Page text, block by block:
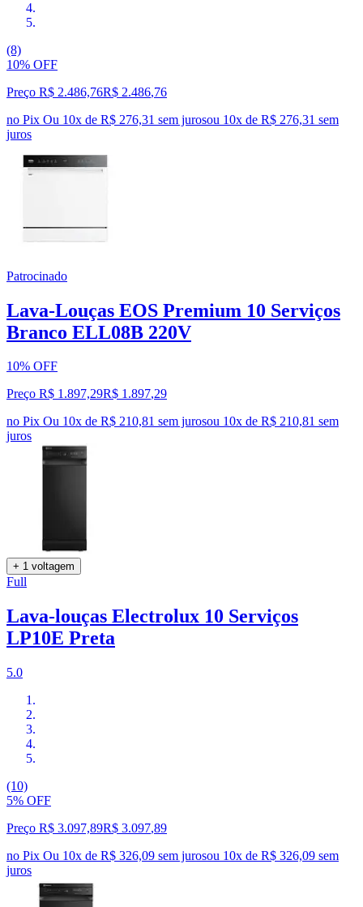
(8)
10% OFF
Preço R$ 2.486,76R$ 2.486,76
no Pix Ou 10x de R$ 276,31 sem jurosou 10x de R$ 276,31 sem
juros
Patrocinado
Lava-Louças EOS Premium 10 Serviços
Branco ELL08B 220V
10% OFF
Preço R$ 1.897,29R$ 1.897,29
no Pix Ou 10x de R$ 210,81 sem jurosou 10x de R$ 210,81 sem
juros
+ 1 voltagem
Full
Lava-louças Electrolux 10 Serviços
LP10E Preta
5.0
(10)
5% OFF
Preço R$ 3.097,89R$ 3.097,89
no Pix Ou 10x de R$ 326,09 sem jurosou 10x de R$ 326,09 sem
juros